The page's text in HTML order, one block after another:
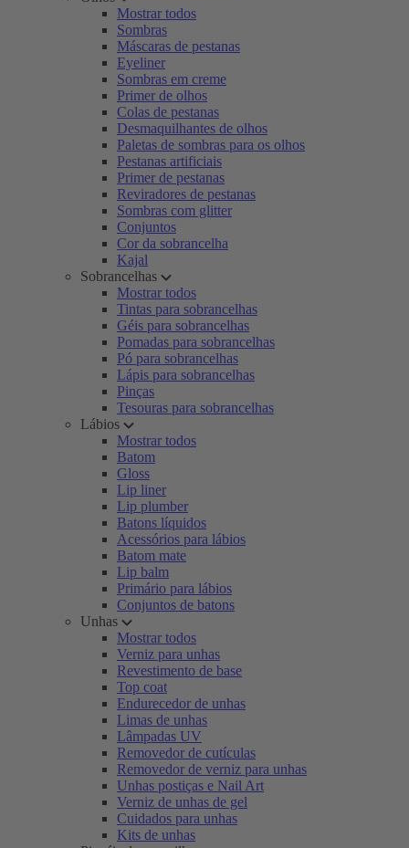
Mostrar todos
Sombras
Máscaras de pestanas
Eyeliner
Sombras em creme
Primer de olhos
Colas de pestanas
Desmaquilhantes de olhos
Paletas de sombras para os olhos
Pestanas artificiais
Primer de pestanas
Reviradores de pestanas
Sombras com glitter
Conjuntos
Cor da sobrancelha
Kajal
Sobrancelhas
Mostrar todos
Tintas para sobrancelhas
Géis para sobrancelhas
Pomadas para sobrancelhas
Pó para sobrancelhas
Lápis para sobrancelhas
Pinças
Tesouras para sobrancelhas
Lábios
Mostrar todos
Batom
Gloss
Lip liner
Lip plumber
Batons líquidos
Acessórios para lábios
Batom mate
Lip balm
Primário para lábios
Conjuntos de batons
Unhas
Mostrar todos
Verniz para unhas
Revestimento de base
Top coat
Endurecedor de unhas
Limas de unhas
Lâmpadas UV
Removedor de cutículas
Removedor de verniz para unhas
Unhas postiças e Nail Art
Verniz de unhas de gel
Cuidados para unhas
Kits de unhas